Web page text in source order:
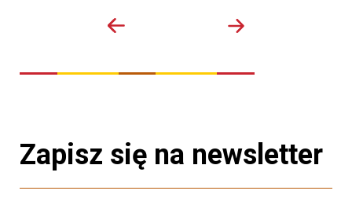
Zapisz się na newsletter